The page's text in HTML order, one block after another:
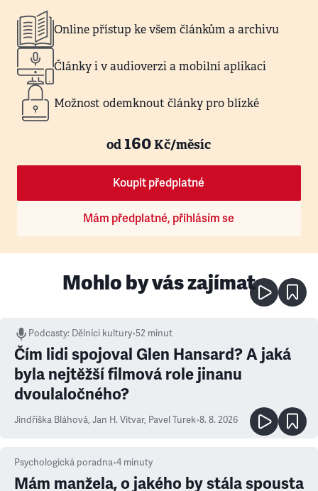
Online přístup ke všem článkům a archivu
Články i v audioverzi a mobilní aplikaci
Možnost odemknout články pro blízké
od160Kč/měsíc
Koupit předplatné
Mám předplatné, přihlásím se
Mohlo by vás zajímat
Podcasty: Dělníci kultury•52 minut
Čím lidi spojoval Glen Hansard? A jaká
byla nejtěžší filmová role jinanu
dvoulaločného?
Jindřiška Bláhová, Jan H. Vitvar, Pavel Turek•8. 8. 2026
Psychologická poradna•4 minuty
Mám manžela, o jakého by stála spousta